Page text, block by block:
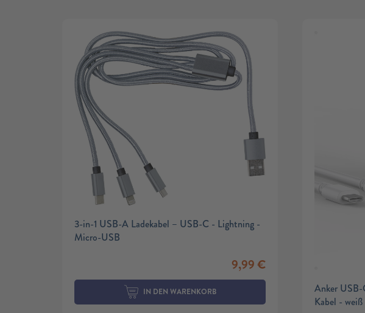
3-in-1 USB-A Ladekabel – USB-C - Lightning -
Micro-USB
9,99€
IN DEN WARENKORB
Anker
Kabel - weiß